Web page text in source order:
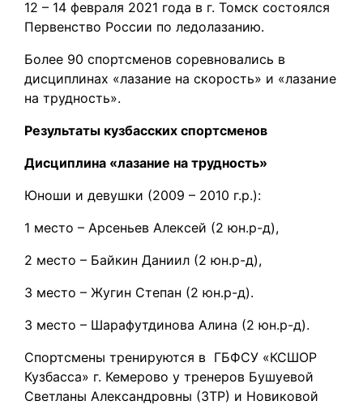
12 – 14 февраля 2021 года в г. Томск состоялся
Первенство России по ледолазанию.
Более 90 спортсменов соревновались в
дисциплинах «лазание на скорость» и «лазание
на трудность».
Результаты кузбасских спортсменов
Дисциплина «лазание на трудность»
Юноши и девушки (2009 – 2010 г.р.):
1 место – Арсеньев Алексей (2 юн.р-д),
2 место – Байкин Даниил (2 юн.р-д),
3 место – Жугин Степан (2 юн.р-д).
3 место – Шарафутдинова Алина (2 юн.р-д).
Спортсмены тренируются в ГБФСУ «КСШОР
Кузбасса» г. Кемерово у тренеров Бушуевой
Светланы Александровны (ЗТР) и Новиковой